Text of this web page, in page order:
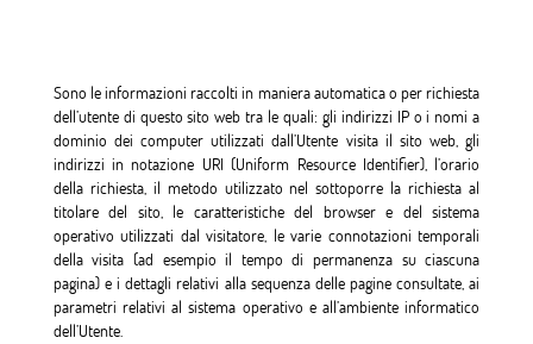
Sono le informazioni raccolti in maniera automatica o per richiesta
dell’utente di questo sito web tra le quali: gli indirizzi IP o i nomi a
dominio dei computer utilizzati dall’Utente visita il sito web, gli
indirizzi in notazione URI (Uniform Resource Identifier), l’orario
della richiesta, il metodo utilizzato nel sottoporre la richiesta al
titolare del sito, le caratteristiche del browser e del sistema
operativo utilizzati dal visitatore, le varie connotazioni temporali
della visita (ad esempio il tempo di permanenza su ciascuna
pagina) e i dettagli relativi alla sequenza delle pagine consultate, ai
parametri relativi al sistema operativo e all’ambiente informatico
dell’Utente.